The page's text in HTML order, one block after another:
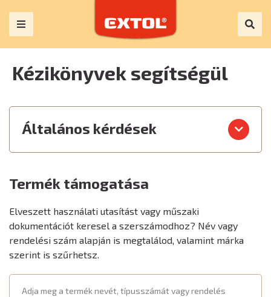
Kézikönyvek segítségül
Általános kérdések
Termék támogatása
Elveszett használati utasítást vagy műszaki
dokumentációt keresel a szerszámodhoz? Név vagy
rendelési szám alapján is megtalálod, valamint márka
szerint is szűrhetsz.